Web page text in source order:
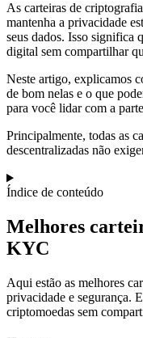
As carteiras de
mantenha a privacidade
seus dados. Isso significa
digital sem compartilhar
Neste artigo, explicamos
de bom nelas e o que
para você lidar com a
Principalmente, todas as
descentralizadas não
Índice de conteúdo
Melhores
KYC
Aqui estão as melhores
privacidade e segurança.
criptomoedas sem